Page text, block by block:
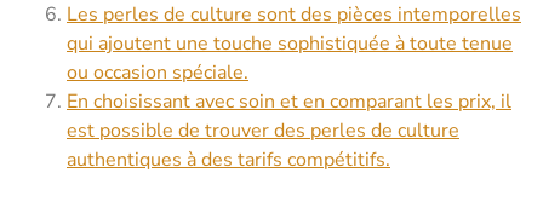
Les perles de culture sont des pièces intemporelles
qui ajoutent une touche sophistiquée à toute tenue
ou occasion spéciale.
En choisissant avec soin et en comparant les prix, il
est possible de trouver des perles de culture
authentiques à des tarifs compétitifs.